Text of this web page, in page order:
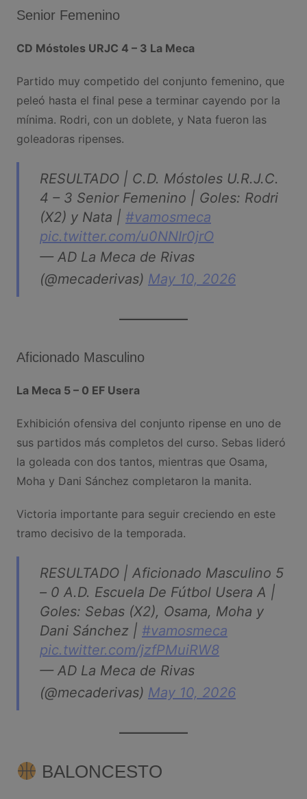
Senior Femenino
CD Móstoles URJC 4 – 3 La Meca
Partido muy competido del conjunto femenino, que
peleó hasta el final pese a terminar cayendo por la
mínima. Rodri, con un doblete, y Nata fueron las
goleadoras ripenses.
RESULTADO | C.D. Móstoles U.R.J.C.
4 – 3 Senior Femenino | Goles: Rodri
(X2) y Nata | #vamosmeca
pic.twitter.com/u0NNIr0jrO
— AD La Meca de Rivas
(@mecaderivas) May 10, 2026
Aficionado Masculino
La Meca 5 – 0 EF Usera
Exhibición ofensiva del conjunto ripense en uno de
sus partidos más completos del curso. Sebas lideró
la goleada con dos tantos, mientras que Osama,
Moha y Dani Sánchez completaron la manita.
Victoria importante para seguir creciendo en este
tramo decisivo de la temporada.
RESULTADO | Aficionado Masculino 5
– 0 A.D. Escuela De Fútbol Usera A |
Goles: Sebas (X2), Osama, Moha y
Dani Sánchez | #vamosmeca
pic.twitter.com/jzfPMuiRW8
— AD La Meca de Rivas
(@mecaderivas) May 10, 2026
BALONCESTO